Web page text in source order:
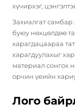
хүчирхэг,
Захиалгат самбар
буюу нөхцөлдөө
харагдацаараа
харагдуулахыг
материал сонгох
орчин үеийн
Лого